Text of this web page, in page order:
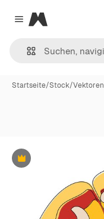
Close menu
Magnific
Startseite/Stock/Vektoren
Premium